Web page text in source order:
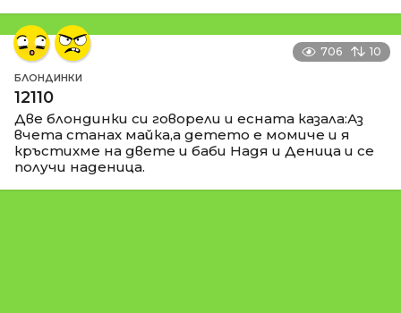
706 10
БЛОНДИНКИ
12110
Две блондинки си говорели и есната казала:Аз
вчета станах майка,а детето е момиче и я
кръстихме на двете и баби Надя и Деница и се
получи наденица.